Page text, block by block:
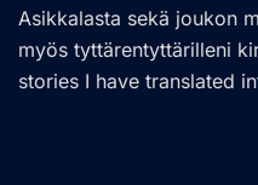
Asikkalasta sekä joukon
myös tyttärentyttärilleni
stories I have translated